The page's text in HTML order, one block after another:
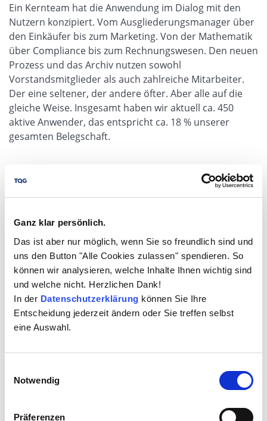
Ganz klar persönlich.
Das ist aber nur möglich, wenn Sie so freundlich sind und
uns den Button "Alle Cookies zulassen" spendieren. So
können wir analysieren, welche Inhalte Ihnen wichtig sind
und welche nicht. Herzlichen Dank!
In der Datenschutzerklärung können Sie Ihre
Entscheidung jederzeit ändern oder Sie treffen selbst
eine Auswahl.
Notwendig
Präferenzen
Ein Kernteam hat die Anwendung im Dialog mit den
Nutzern konzipiert. Vom Ausgliederungsmanager über
den Einkäufer bis zum Marketing. Von der Mathematik
über Compliance bis zum Rechnungswesen. Den neuen
Prozess und das Archiv nutzen sowohl
Vorstandsmitglieder als auch zahlreiche Mitarbeiter.
Der eine seltener, der andere öfter. Aber alle auf die
gleiche Weise. Insgesamt haben wir aktuell ca. 450
aktive Anwender, das entspricht ca. 18 % unserer
gesamten Belegschaft.
Vor NOVEM fand die Vertragsprüfung in einem
aufwendigen, schwer nachverfolgbaren Papier- bzw. E-
Ablage der Ergebnisse. Jeder Unternehmensbereich
hatte sein eigenes „Archiv” (Papier, Laufwerk, Software
etc.).
Durch NOVEM gibt es jetzt ein digitales, konzernweites
und einheitliches System zur Vertragsverwaltung und -
prüfung. Der administrative Aufwand, auch für die
Schulung der Mitarbeiter, sinkt dadurch deutlich. Ein
aufwendiges Suchen nach dem „richtigen“ Formular.
Klare, transparente Prozessschritte beschleunigen die
Prüfung. Der Anwender sieht in Echtzeit
der Prüfschleife befindet. In NOVEM werden alle